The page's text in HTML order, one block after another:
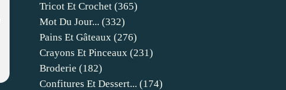
Tricot Et Crochet (365)
Mot Du Jour... (332)
Pains Et Gâteaux (276)
Crayons Et Pinceaux (231)
Broderie (182)
Confitures Et Dessert... (174)